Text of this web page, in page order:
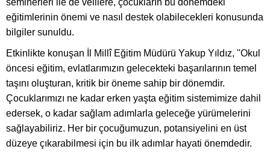
eğitimlerinin önemi ve nasıl destek olabilecekleri konusunda
bilgiler sunuldu.
Etkinlikte konuşan İl Millî Eğitim Müdürü Yakup Yıldız, ''Okul
öncesi eğitim, evlatlarımızın gelecekteki başarılarının temel
taşını oluşturan, kritik bir öneme sahip bir dönemdir.
Çocuklarımızı ne kadar erken yaşta eğitim sistemimize dahil
edersek, o kadar sağlam adımlarla geleceğe yürümelerini
sağlayabiliriz. Her bir çocuğumuzun, potansiyelini en üst
düzeye çıkarabilmesi için bu ilk adımlar hayati önemdedir.